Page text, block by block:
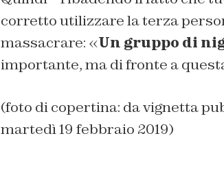
corretto utilizzare la terza
massacrare: «Un gruppo di
importante, ma di fronte a
(foto di copertina: da vignetta
martedì 19 febbraio 2019)